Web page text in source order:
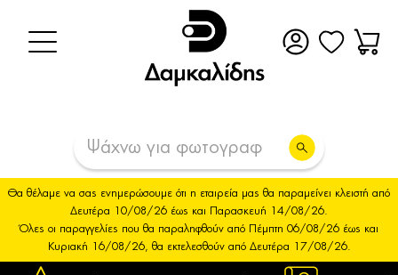
Θα θέλαμε να σας ενημερώσουμε ότι η εταιρεία μας θα παραμείνει κλειστή από
Δευτέρα 10/08/26 έως και Παρασκευή 14/08/26.
Όλες οι παραγγελίες που θα παραληφθούν από Πέμπτη 06/08/26 έως και
Κυριακή 16/08/26, θα εκτελεσθούν από Δευτέρα 17/08/26.